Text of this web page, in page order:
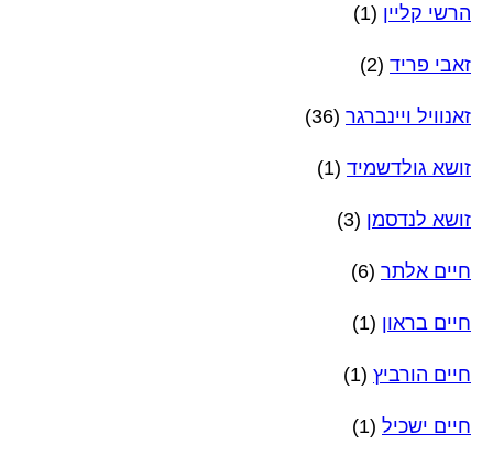
הרשי קליין (1)
זאבי פריד (2)
זאנוויל ויינברגר (36)
זושא גולדשמיד (1)
זושא לנדסמן (3)
חיים אלתר (6)
חיים בראון (1)
חיים הורביץ (1)
חיים ישכיל (1)